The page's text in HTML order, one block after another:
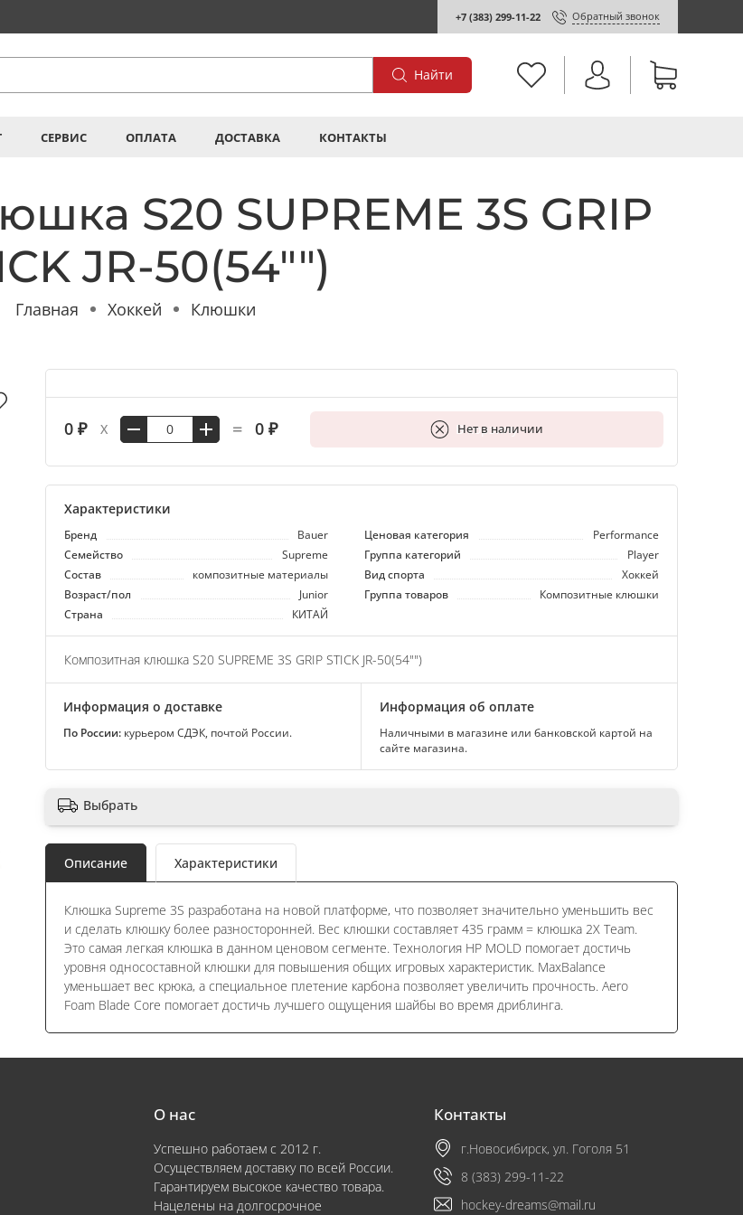
+7 (383) 299-11-22 Обратный звонок
Найти
СЕРВИС ОПЛАТА ДОСТАВКА КОНТАКТЫ
S20 SUPREME 3S GRIP
JR-50(54"")
Главная Хоккей Клюшки
0 ₽ X = 0 ₽ Нет в наличии
В корзину
Характеристики
Бренд Bauer Ценовая категория
Performance
Семейство
Supreme Группа категорий
Player
Состав
композитные материалы Вид спорта
Хоккей
Возраст/пол
Junior Группа товаров
Композитные клюшки
Страна
КИТАЙ
Композитная клюшка S20 SUPREME 3S GRIP STICK JR-50(54"")
Информация о доставке
По России: курьером СДЭК, почтой России.
Информация об оплате
Наличными в магазине или банковской картой на
сайте магазина.
Выбрать
Описание Характеристики
Клюшка Supreme 3S разработана на новой платформе, что позволяет значительно уменьшить вес
и сделать клюшку более разносторонней. Вес клюшки составляет 435 грамм = клюшка 2X Team.
Это самая легкая клюшка в данном ценовом сегменте. Технология HP MOLD помогает достичь
уровня односоставной клюшки для повышения общих игровых характеристик. MaxBalance
уменьшает вес крюка, а специальное плетение карбона позволяет увеличить прочность. Aero
Foam Blade Core помогает достичь лучшего ощущения шайбы во время дриблинга.
О нас
Успешно работаем с 2012 г.
Осуществляем доставку по всей России.
Гарантируем высокое качество товара.
Нацелены на долгосрочное
Контакты
г.Новосибирск, ул. Гоголя 51
8 (383) 299-11-22
hockey-dreams@mail.ru